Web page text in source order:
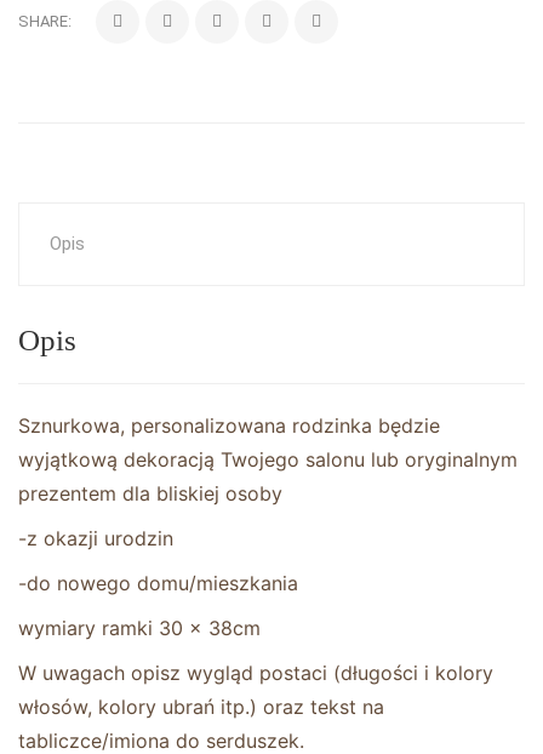
SHARE:
Opis
Opis
Sznurkowa, personalizowana rodzinka będzie
wyjątkową dekoracją Twojego salonu lub oryginalnym
prezentem dla bliskiej osoby
-z okazji urodzin
-do nowego domu/mieszkania
wymiary ramki 30 x 38cm
W uwagach opisz wygląd postaci (długości i kolory
włosów, kolory ubrań itp.) oraz tekst na
tabliczce/imiona do serduszek.